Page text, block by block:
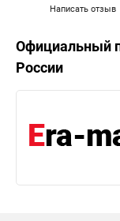
Написать отзыв
Официальный
России